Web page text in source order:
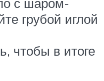
с шаром-
грубой иглой
чтобы в итоге